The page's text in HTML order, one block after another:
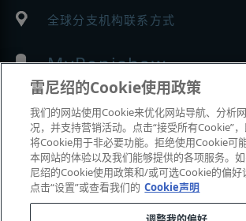
全球分支机构联系方式
MyRenishaw
在线商城
展会与市场活动
我们参加的活动
雷尼绍的Cookie使用政策
我们的网站使用Cookie来优化网站导航、分析
况，并支持营销活动。点击“接受所有Cookie”
将Cookie用于非必要功能。拒绝使用Cookie可
本网站的体验以及我们能够提供的各项服务。
尼绍的Cookie使用政策和/或可选Cookie的偏好
点击“设置”或查看我们的 Cookie声明